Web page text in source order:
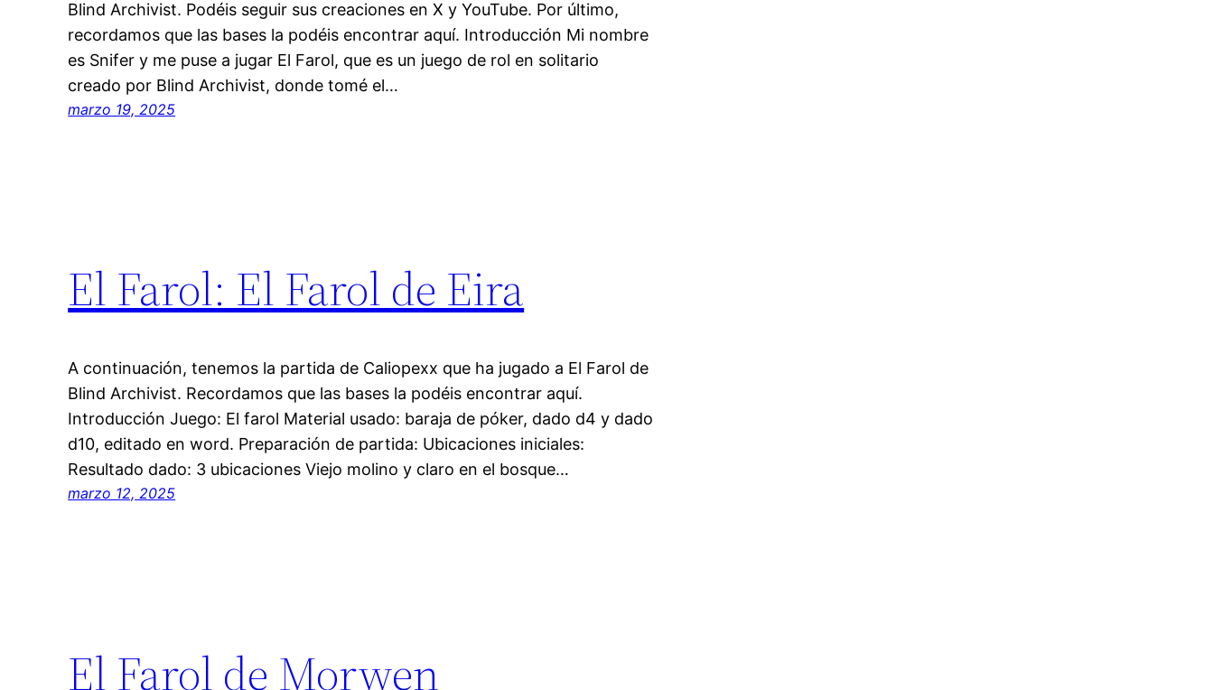
Blind Archivist. Podéis seguir sus creaciones en X y YouTube. Por último,
recordamos que las bases la podéis encontrar aquí. Introducción Mi nombre
es Snifer y me puse a jugar El Farol, que es un juego de rol en solitario
creado por Blind Archivist, donde tomé el…
marzo 19, 2025
El Farol: El Farol de Eira
A continuación, tenemos la partida de Caliopexx que ha jugado a El Farol de
Blind Archivist. Recordamos que las bases la podéis encontrar aquí.
Introducción Juego: El farol Material usado: baraja de póker, dado d4 y dado
d10, editado en word. Preparación de partida: Ubicaciones iniciales:
Resultado dado: 3 ubicaciones Viejo molino y claro en el bosque…
marzo 12, 2025
El Farol de Morwen